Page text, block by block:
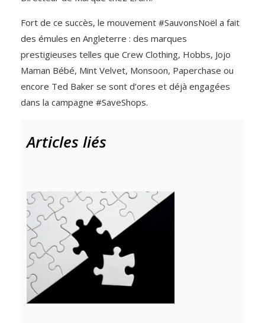
Fort de ce succès, le mouvement #SauvonsNoël a fait
des émules en Angleterre : des marques
prestigieuses telles que Crew Clothing, Hobbs, Jojo
Maman Bébé, Mint Velvet, Monsoon, Paperchase ou
encore Ted Baker se sont d’ores et déjà engagées
dans la campagne #SaveShops.
Articles liés